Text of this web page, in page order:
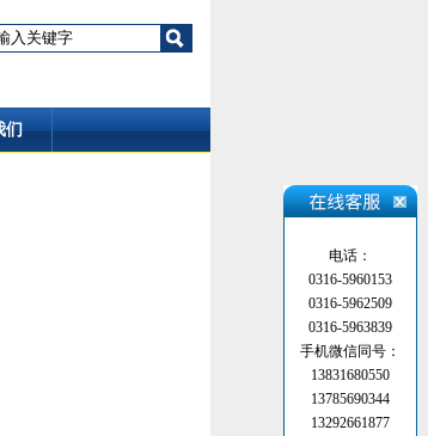
们
电话：
0316-5960153
0316-5962509
0316-5963839
手机微信同号：
13831680550
13785690344
13292661877